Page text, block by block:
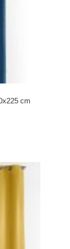
cm